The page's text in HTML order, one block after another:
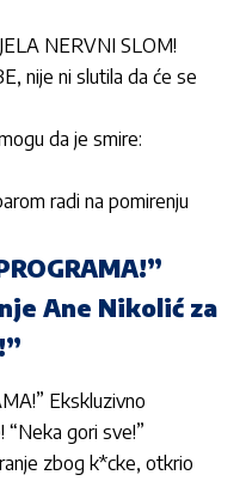
NERVNI SLOM!
nije ni slutila da će se
da je smire:
radi na pomirenju
Ane Nikolić za
Ekskluzivno
“Neka gori sve!”
zbog k*cke, otkrio